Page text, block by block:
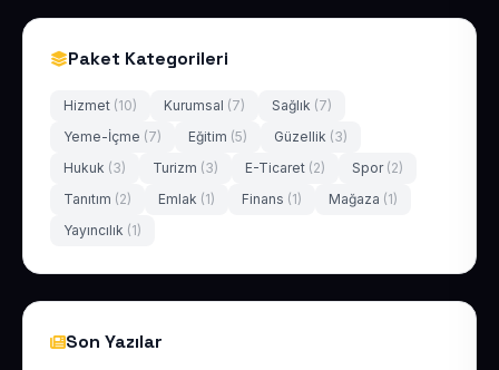
Paket Kategorileri
Hizmet (10) Kurumsal (7) Sağlık (7)
Yeme-İçme (7) Eğitim (5) Güzellik (3)
Hukuk (3) Turizm (3) E-Ticaret (2) Spor (2)
Tanıtım (2) Emlak (1) Finans (1) Mağaza (1)
Yayıncılık (1)
Son Yazılar